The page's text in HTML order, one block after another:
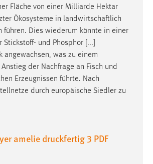
Fläche von einer Milliarde Hektar
Ökosysteme in landwirtschaftlich
führen. Dies wiederum könnte in einer
und Phosphor [...]
angewachsen, was zu einem
der Nachfrage an Fisch und
Erzeugnissen führte. Nach
durch europäische Siedler zu
amelie druckfertig 3 PDF